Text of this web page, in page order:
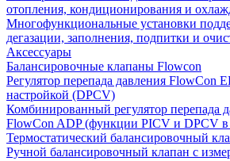
отопления, кондиционирования и
Многофункциональные установки
дегазации, заполнения, подпитки и
Аксессуары
Балансировочные клапаны Flowcon
Регулятор перепада давления FlowСon
настройкой (DPCV)
Комбинированный регулятор перепада
FlowСon ADP (функции PICV и DPCV в
Термостатический балансировочный
Ручной балансировочный клапан с